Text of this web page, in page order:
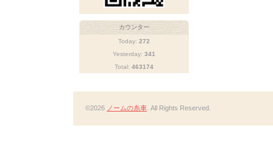
カウンター
Today: 272
Yesterday: 341
Total: 463174
©2026 ノームの糸車 . All Rights Reserved.